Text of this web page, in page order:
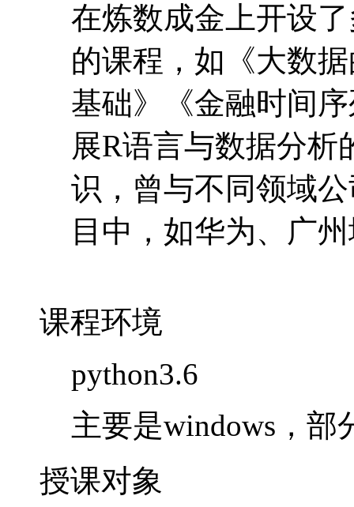
在炼数成金上开设
的课程，如《大数
基础》《金融时间
展R语言与数据分
识，曾与不同领域
目中，如华为、广
课程环境
python3.6
主要是windows，
授课对象